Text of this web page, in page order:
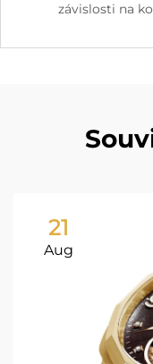
závislosti na
21
Aug